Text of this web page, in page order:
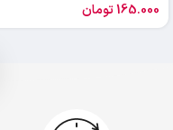
165.000تومان